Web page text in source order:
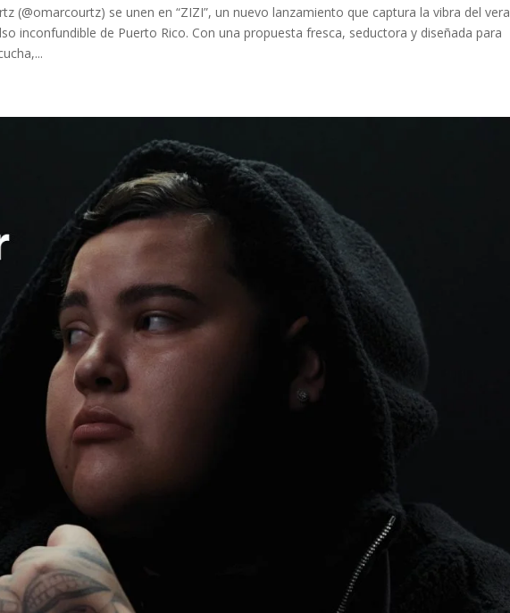
(@omarcourtz) se unen en “ZIZI”, un nuevo lanzamiento que captura la vibra del
inconfundible de Puerto Rico. Con una propuesta fresca, seductora y diseñada para